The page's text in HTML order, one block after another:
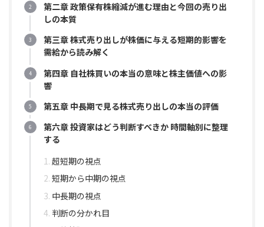
第二章 政策保有株縮減が進む理由と今回の売り出
しの本質
第三章 株式売り出しが株価に与える短期的影響を
需給から読み解く
第四章 自社株買いの本当の意味と株主価値への影
響
第五章 中長期で見る株式売り出しの本当の評価
第六章 投資家はどう判断すべきか 時間軸別に整理
する
超短期の視点
短期から中期の視点
中長期の視点
判断の分かれ目